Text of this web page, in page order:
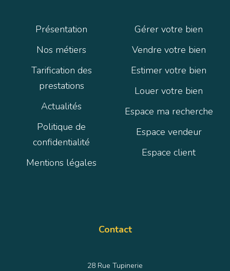
Présentation
Nos métiers
Tarification des
prestations
Actualités
Politique de
confidentialité
Mentions légales
Gérer votre bien
Vendre votre bien
Estimer votre bien
Louer votre bien
Espace ma recherche
Espace vendeur
Espace client
Contact
28 Rue Tupinerie